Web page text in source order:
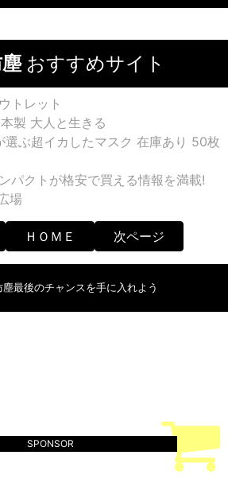
おすすめサイト
トレット
製 大人と生きる
選ぶ超イカしたマスク 在庫あり 50枚
パクトが格安で買える情報を満載!
場
ＨＯＭＥ 次ページ
最後のチャンスを手に入れよう
SPONSOR